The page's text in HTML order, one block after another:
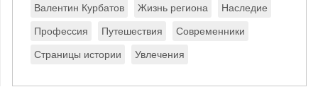
Валентин Курбатов Жизнь региона Наследие
Профессия Путешествия Современники
Страницы истории Увлечения